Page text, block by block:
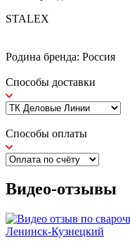
STALEX
Родина бренда: Россия
Способы доставки
Способы оплаты
Видео-отзывы